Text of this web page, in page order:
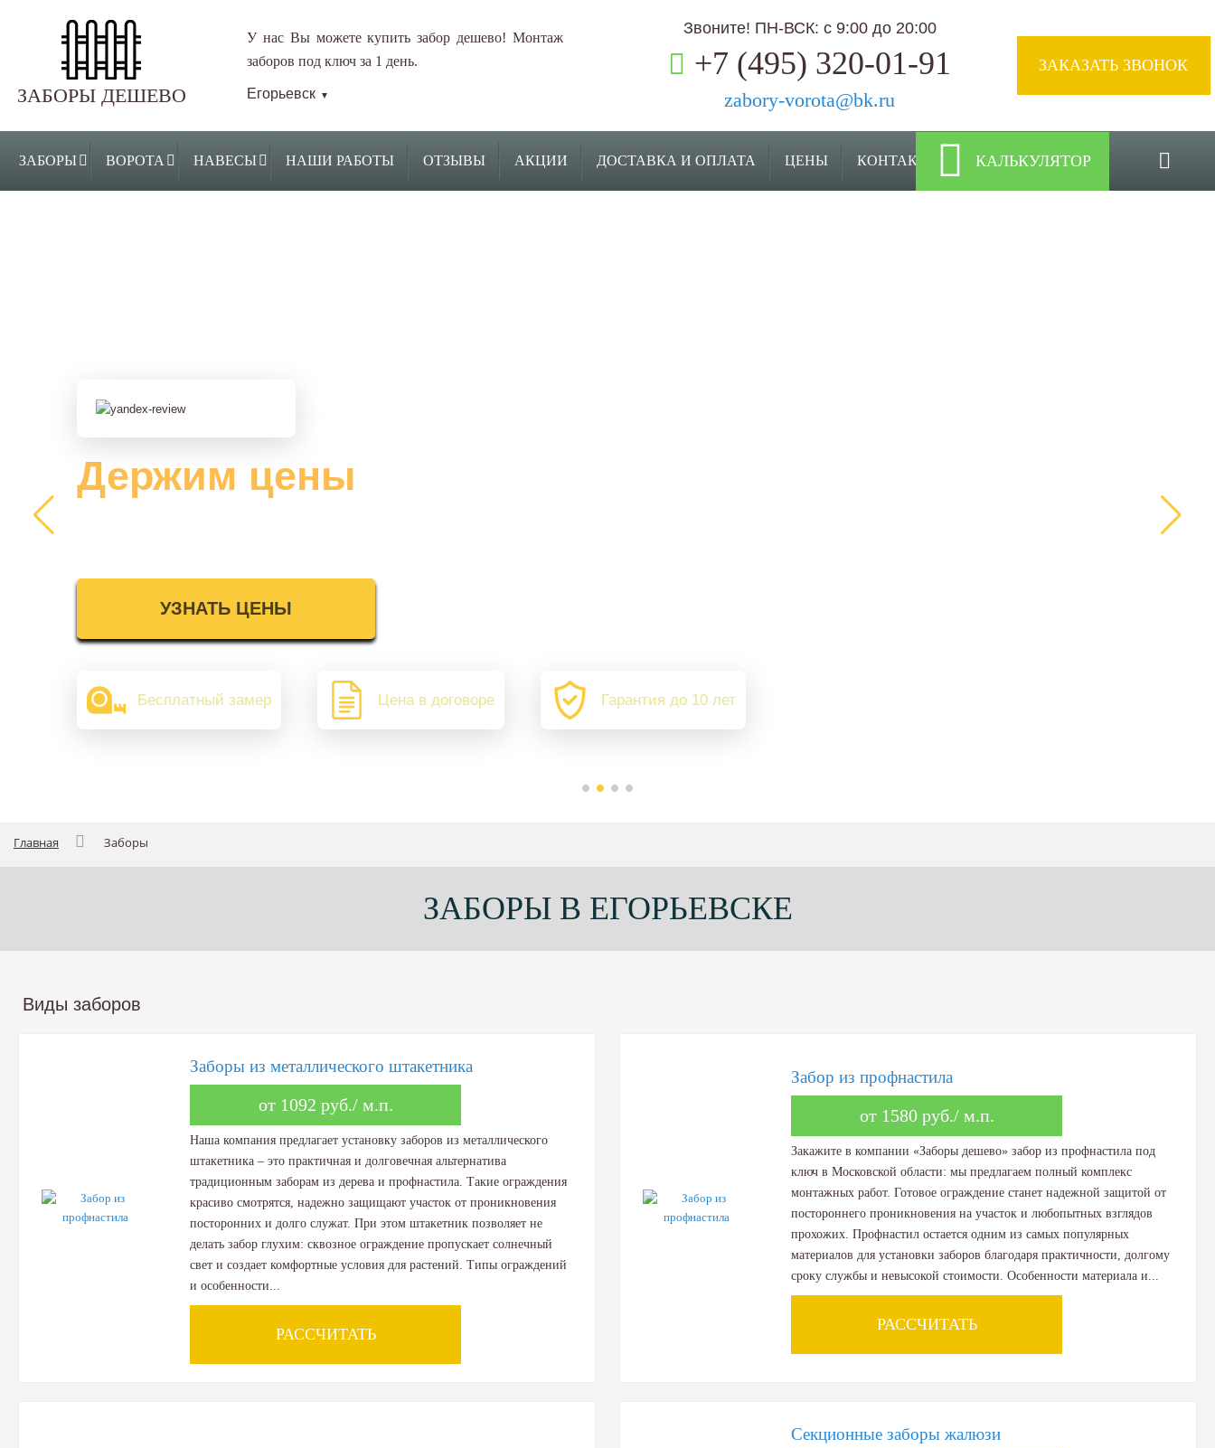
ЗАБОРЫ ДЕШЕВО
У нас Вы можете купить забор дешево! Монтаж
заборов под ключ за 1 день.
Егорьевск ▼
Звоните! ПН-ВСК: с 9:00 до 20:00
+7 (495) 320-01-91
zabory-vorota@bk.ru
ЗАКАЗАТЬ ЗВОНОК
ЗАБОРЫ ВОРОТА НАВЕСЫ НАШИ РАБОТЫ ОТЗЫВЫ АКЦИИ ДОСТАВКА И ОПЛАТА ЦЕНЫ КОНТАКТЫ КАЛЬКУЛЯТОР
Держим цены
УЗНАТЬ ЦЕНЫ
Бесплатный замер Цена в договоре Гарантия до 10 лет
Главная Заборы
ЗАБОРЫ В ЕГОРЬЕВСКЕ
Виды заборов
Заборы из металлического штакетника
от 1092 руб./ м.п.
Наша компания предлагает установку заборов из металлического
штакетника – это практичная и долговечная альтернатива
традиционным заборам из дерева и профнастила. Такие ограждения
красиво смотрятся, надежно защищают участок от проникновения
посторонних и долго служат. При этом штакетник позволяет не
делать забор глухим: сквозное ограждение пропускает солнечный
свет и создает комфортные условия для растений. Типы ограждений
и особенности...
РАССЧИТАТЬ
Забор из профнастила
от 1580 руб./ м.п.
Закажите в компании «Заборы дешево» забор из профнастила под
ключ в Московской области: мы предлагаем полный комплекс
монтажных работ. Готовое ограждение станет надежной защитой от
постороннего проникновения на участок и любопытных взглядов
прохожих. Профнастил остается одним из самых популярных
материалов для установки заборов благодаря практичности, долгому
сроку службы и невысокой стоимости. Особенности материала и...
РАССЧИТАТЬ
Секционные заборы жалюзи